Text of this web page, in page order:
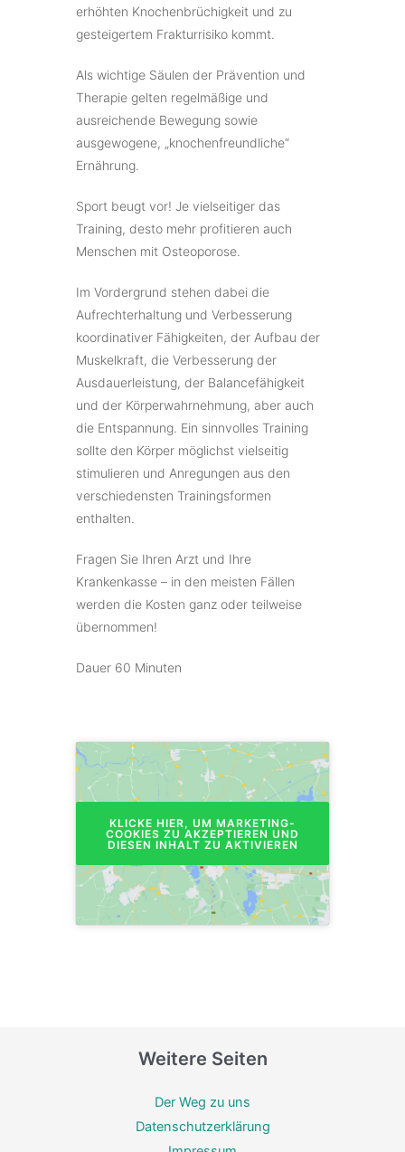
erhöhten Knochenbrüchigkeit und zu
gesteigertem Frakturrisiko kommt.
Als wichtige Säulen der Prävention und
Therapie gelten regelmäßige und
ausreichende Bewegung sowie
ausgewogene, „knochenfreundliche“
Ernährung.
Sport beugt vor! Je vielseitiger das
Training, desto mehr profitieren auch
Menschen mit Osteoporose.
Im Vordergrund stehen dabei die
Aufrechterhaltung und Verbesserung
koordinativer Fähigkeiten, der Aufbau der
Muskelkraft, die Verbesserung der
Ausdauerleistung, der Balancefähigkeit
und der Körperwahrnehmung, aber auch
die Entspannung. Ein sinnvolles Training
sollte den Körper möglichst vielseitig
stimulieren und Anregungen aus den
verschiedensten Trainingsformen
enthalten.
Fragen Sie Ihren Arzt und Ihre
Krankenkasse – in den meisten Fällen
werden die Kosten ganz oder teilweise
übernommen!
Dauer 60 Minuten
KLICKE HIER, UM MARKETING-
COOKIES ZU AKZEPTIEREN UND
DIESEN INHALT ZU AKTIVIEREN
Weitere Seiten
Der Weg zu uns
Datenschutzerklärung